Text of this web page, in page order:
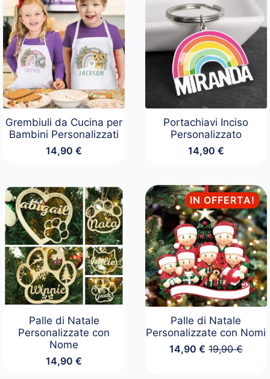
Grembiuli da Cucina per
Bambini Personalizzati
14,90€
Portachiavi Inciso
Personalizzato
14,90 €
Palle di Natale
Personalizzate con
Nome
14,90€
IN OFFERTA!
Palle di Natale
Personalizzate con Nomi
19,90€
Il
14,90 € Il